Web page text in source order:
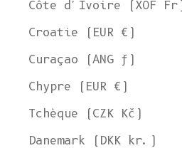
Côte d'Ivoire (XOF
Croatie (EUR €)
Curaçao (ANG ƒ)
Chypre (EUR €)
Tchèque (CZK Kč)
Danemark (DKK kr.)